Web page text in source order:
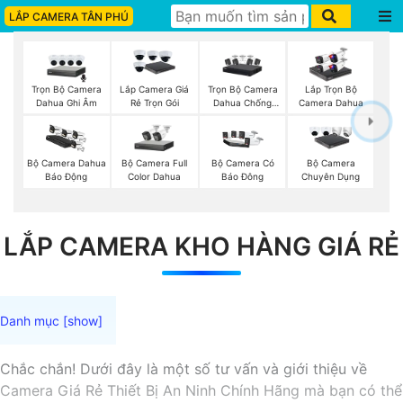
LẮP CAMERA TÂN PHÚ
Trọn Bộ Camera
Dahua Ghi Âm
Lắp Camera Giá
Rẻ Trọn Gói
Trọn Bộ Camera
Dahua Chống
Lắp Trọn Bộ
Camera Dahua
Bộ Camera Dahua
Báo Động
Bộ Camera Full
Color Dahua
Bộ Camera Có
Báo Đông
Bộ Camera
Chuyên Dụng
LẮP CAMERA KHO HÀNG GIÁ RẺ
Chắc chắn! Dưới đây là một số tư vấn và giới thiệu về
Camera Giá Rẻ Thiết Bị An Ninh Chính Hãng mà bạn có thể